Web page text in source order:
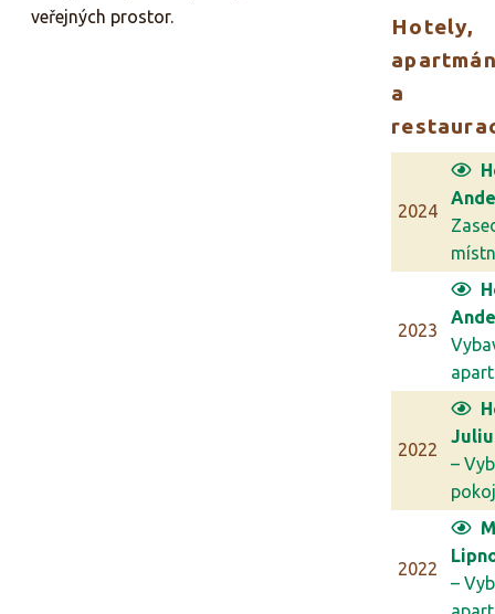
veřejných prostor.
Hotely,
a
2024
2023
2022
–
2022
–